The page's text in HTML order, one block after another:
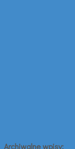
Archiwalne wpisy: